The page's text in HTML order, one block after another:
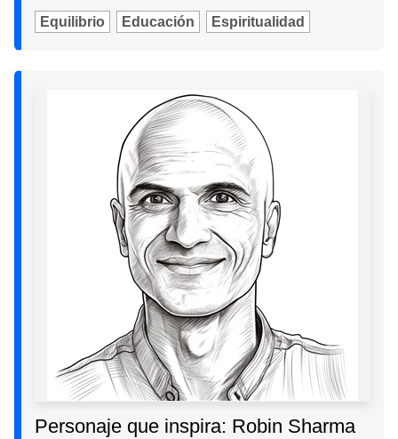
Equilibrio Educación Espiritualidad
Personaje que inspira: Robin Sharma